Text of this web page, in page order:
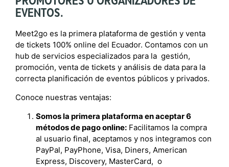
EVENTOS.
Meet2go es la primera plataforma de gestión y venta
de tickets 100% online del Ecuador. Contamos con un
hub de servicios especializados para la gestión,
promoción, venta de tickets y análisis de data para la
correcta planificación de eventos públicos y privados.
Conoce nuestras ventajas:
Somos la primera plataforma en aceptar 6
métodos de pago online: Facilitamos la compra
al usuario final, aceptamos y nos integramos con
PayPal, PayPhone, Visa, Diners, American
Express, Discovery, MasterCard, o